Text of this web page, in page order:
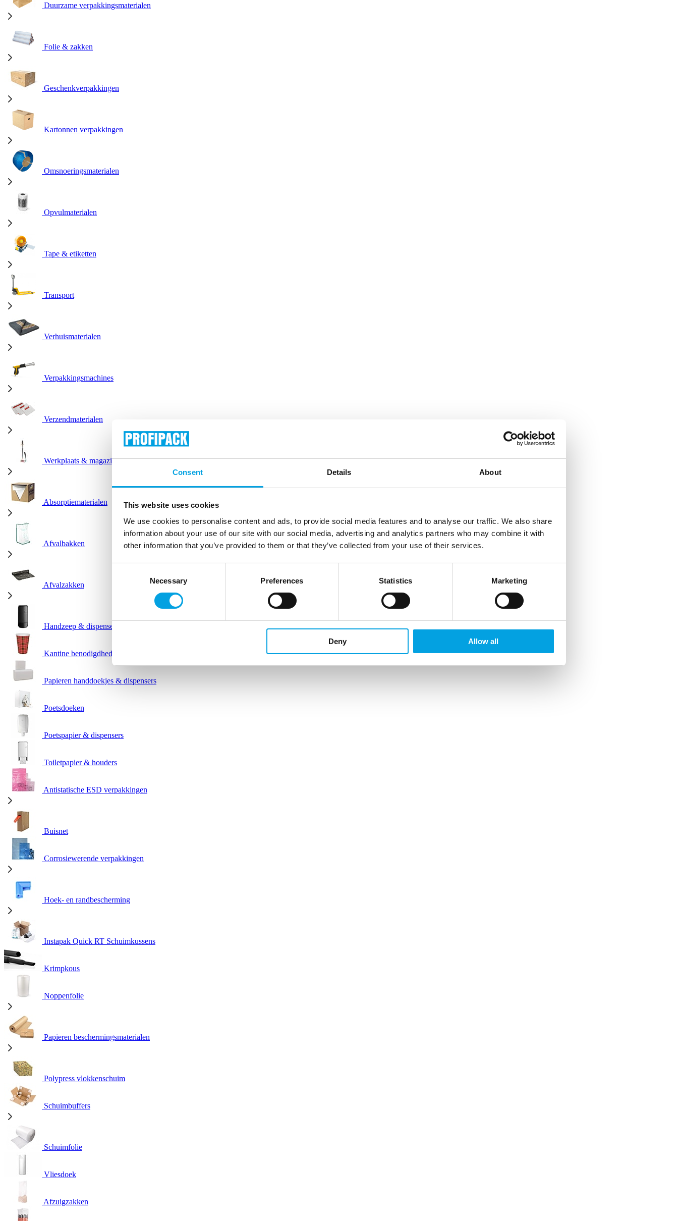
Consent Details About
This website uses cookies
We use cookies to personalise content and ads, to provide social media features and to analyse our traffic. We also share
information about your use of our site with our social media, advertising and analytics partners who may combine it with
other information that you’ve provided to them or that they’ve collected from your use of their services.
Necessary Preferences Statistics Marketing
Deny Allow all
Duurzame verpakkingsmaterialen
Folie & zakken
Geschenkverpakkingen
Kartonnen verpakkingen
Omsnoeringsmaterialen
Opvulmaterialen
Tape & etiketten
Transport
Verhuismaterialen
Verpakkingsmachines
Verzendmaterialen
Werkplaats & magazijn
Absorptiematerialen
Afvalbakken
Afvalzakken
Handzeep & dispensers
Kantine benodigdheden
Papieren handdoekjes & dispensers
Poetsdoeken
Poetspapier & dispensers
Toiletpapier & houders
Antistatische ESD verpakkingen
Buisnet
Corrosiewerende verpakkingen
Hoek- en randbescherming
Instapak Quick RT Schuimkussens
Krimpkous
Noppenfolie
Papieren beschermingsmaterialen
Polypress vlokkenschuim
Schuimbuffers
Schuimfolie
Vliesdoek
Afzuigzakken